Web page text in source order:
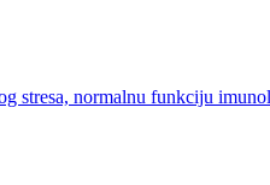
stresa, normalnu funkciju